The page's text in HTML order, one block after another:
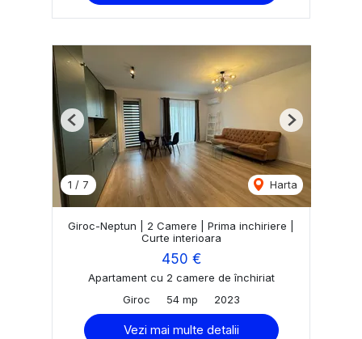
1 / 7 Harta
Previous Next
Giroc-Neptun | 2 Camere | Prima inchiriere |
Curte interioara
450 €
Apartament cu 2 camere de închiriat
Giroc
54 mp 2023
Vezi mai multe detalii